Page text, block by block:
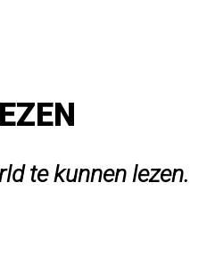
te kunnen lezen.